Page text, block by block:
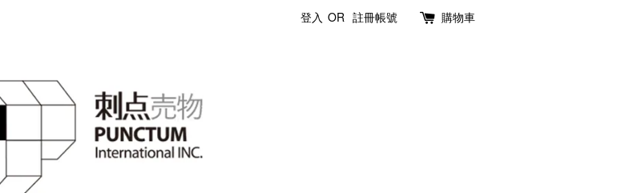
登入 OR 註冊帳號 購物車